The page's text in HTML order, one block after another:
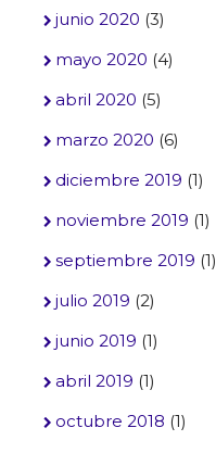
junio 2020 (3)
mayo 2020 (4)
abril 2020 (5)
marzo 2020 (6)
diciembre 2019 (1)
noviembre 2019 (1)
septiembre 2019 (1)
julio 2019 (2)
junio 2019 (1)
abril 2019 (1)
octubre 2018 (1)